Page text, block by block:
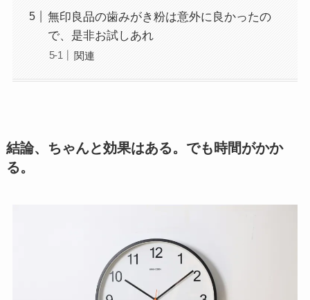
無印良品の歯みがき粉は意外に良かったの
で、是非お試しあれ
関連
結論、ちゃんと効果はある。でも時間がかか
る。